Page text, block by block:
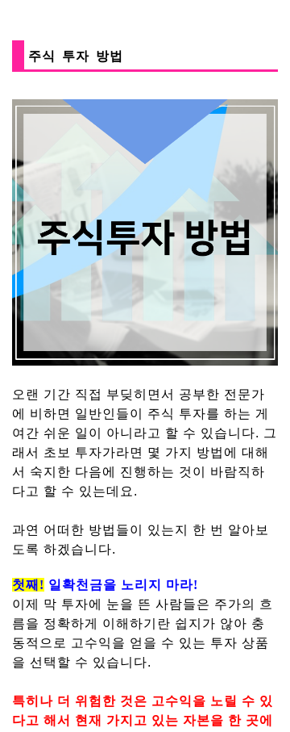
주식 투자 방법
오랜 기간 직접 부딪히면서 공부한 전문가
에 비하면 일반인들이 주식 투자를 하는 게
여간 쉬운 일이 아니라고 할 수 있습니다. 그
래서 초보 투자가라면 몇 가지 방법에 대해
서 숙지한 다음에 진행하는 것이 바람직하
다고 할 수 있는데요.
과연 어떠한 방법들이 있는지 한 번 알아보
도록 하겠습니다.
첫째! 일확천금을 노리지 마라!
이제 막 투자에 눈을 뜬 사람들은 주가의 흐
름을 정확하게 이해하기란 쉽지가 않아 충
동적으로 고수익을 얻을 수 있는 투자 상품
을 선택할 수 있습니다.
특히나 더 위험한 것은 고수익을 노릴 수 있
다고 해서 현재 가지고 있는 자본을 한 곳에